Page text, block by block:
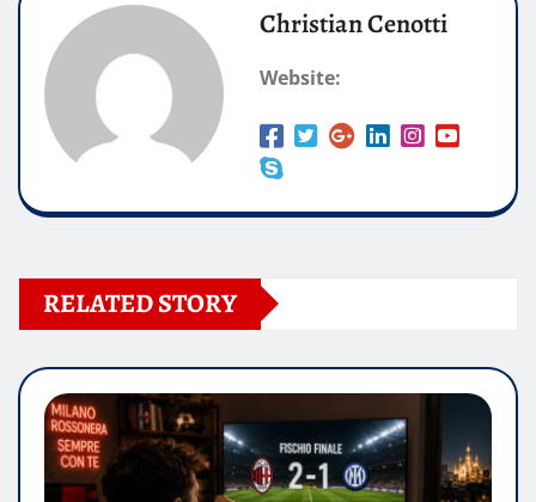
Christian Cenotti
Website:
RELATED STORY